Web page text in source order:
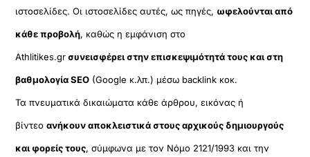
ιστοσελίδες. Οι ιστοσελίδες αυτές, ως πηγές, ωφελούνται από
κάθε προβολή, καθώς η εμφάνιση στο
Athlitikes.grσυνεισφέρει στην επισκεψιμότητά τους και στη
βαθμολογία SEO (Google κ.λπ.) μέσω backlink κοκ.
Τα πνευματικά δικαιώματα κάθε άρθρου, εικόνας ή
βίντεοανήκουν αποκλειστικά στους αρχικούς δημιουργούς
και φορείς τους, σύμφωνα με τον Νόμο 2121/1993 και την